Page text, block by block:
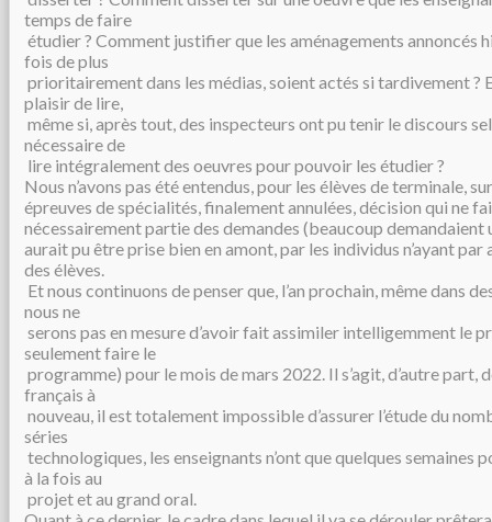
temps de faire
étudier ? Comment justifier que les aménagements annoncés
fois de plus
prioritairement dans les médias, soient actés si tardivement ?
plaisir de lire,
même si, après tout, des inspecteurs ont pu tenir le discours
nécessaire de
lire intégralement des oeuvres pour pouvoir les étudier ?
Nous n’avons pas été entendus, pour les élèves de terminale,
épreuves de spécialités, finalement annulées, décision qui ne
nécessairement partie des demandes (beaucoup
aurait pu être prise bien en amont, par les individus n’ayant par
des élèves.
Et nous continuons de penser que, l’an prochain, même dans
nous ne
serons pas en mesure d’avoir fait assimiler intelligemment le
seulement faire le
programme) pour le mois de mars 2022. Il s’agit, d’autre part,
français à
nouveau, il est totalement impossible d’assurer l’étude du
séries
technologiques, les enseignants n’ont que quelques semaines
à la fois au
projet et au grand oral.